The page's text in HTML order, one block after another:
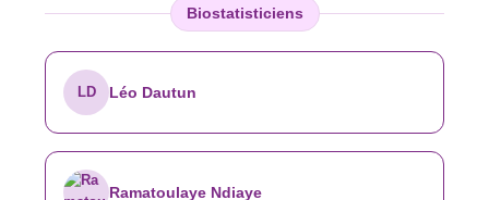
Biostatisticiens
LD Léo Dautun
Ramatoulaye Ndiaye